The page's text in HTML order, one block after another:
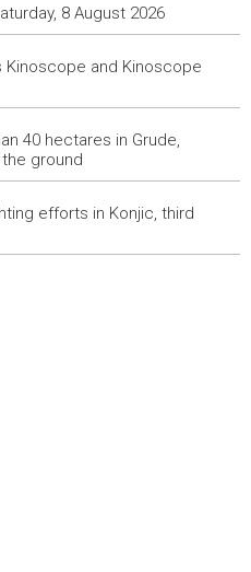
i pregrijavanja ključni
vrućina
noć prenoćilo devet zeničkih
Jahorinu, mnogi zbog popusta
vatrogasci i dalje na
8 August 2026
Kinoscope and Kinoscope
40 hectares in Grude,
ground
efforts in Konjic, third